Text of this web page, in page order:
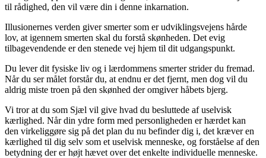
til rådighed, den vil være din i denne inkarnation.
Illusionernes verden giver smerter som er udviklingsvejens hårde
lov, at igennem smerten skal du forstå skønheden. Det evig
tilbagevendende er den stenede vej hjem til dit udgangspunkt.
Du lever dit fysiske liv og i lærdommens smerter strider du fremad.
Når du ser målet forstår du, at endnu er det fjernt, men dog vil du
aldrig miste troen på den skønhed der omgiver håbets bjerg.
Vi tror at du som Sjæl vil give hvad du besluttede af uselvisk
kærlighed. Når din ydre form med personligheden er hærdet kan
den virkeliggøre sig på det plan du nu befinder dig i, det kræver en
kærlighed til dig selv som et uselvisk menneske, og forståelse af den
betydning der er højt hævet over det enkelte individuelle menneske.